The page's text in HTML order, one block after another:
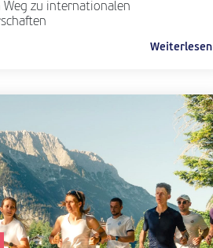
Weg zu internationalen
Weiterlesen